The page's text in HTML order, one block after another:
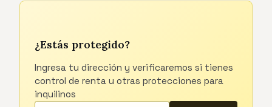
¿Estás protegido?
Ingresa tu dirección y verificaremos si tienes
control de renta u otras protecciones para
inquilinos